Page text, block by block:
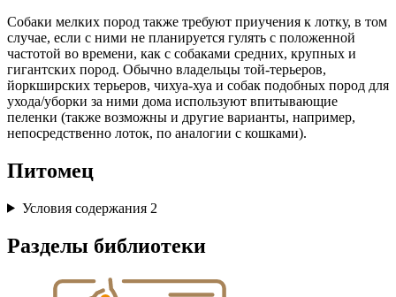
Собаки мелких пород также требуют приучения к лотку, в том
случае, если с ними не планируется гулять с положенной
частотой во времени, как с собаками средних, крупных и
гигантских пород. Обычно владельцы той-терьеров,
йоркширских терьеров, чихуа-хуа и собак подобных пород для
ухода/уборки за ними дома используют впитывающие
пеленки (также возможны и другие варианты, например,
непосредственно лоток, по аналогии с кошками).
Питомец
Условия содержания 2
Разделы библиотеки